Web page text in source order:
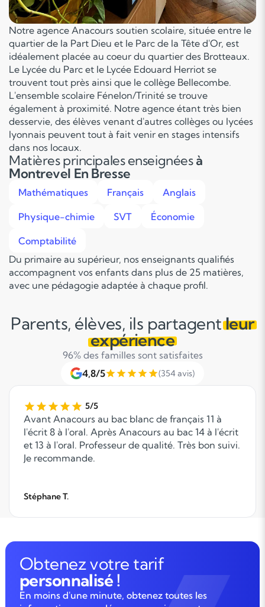
Notre agence Anacours soutien scolaire, située entre le
quartier de la Part Dieu et le Parc de la Tête d'Or, est
idéalement placée au coeur du quartier des Brotteaux.
Le Lycée du Parc et le Lycée Edouard Herriot se
trouvent tout près ainsi que le collège Bellecombe.
L'ensemble scolaire Fénelon/Trinité se trouve
également à proximité. Notre agence étant très bien
desservie, des élèves venant d'autres collèges ou lycées
lyonnais peuvent tout à fait venir en stages intensifs
dans nos locaux.
Matières principales enseignéesà
Montrevel En Bresse
Mathématiques Français Anglais
Physique-chimie SVT Économie
Comptabilité
Du primaire au supérieur, nos enseignants qualifiés
accompagnent vos enfants dans plus de 25 matières,
avec une pédagogie adaptée à chaque profil.
Parents, élèves, ils partagentleur
expérience
96% des familles sont satisfaites
4,8/5
(354 avis)
5/5
Avant Anacours au bac blanc de français 11 à
l'écrit 8 à l'oral. Après Anacours au bac 14 à l'écrit
et 13 à l'oral. Professeur de qualité. Très bon suivi.
Je recommande.
Stéphane T.
Obtenez votre tarif
personnalisé !
En moins d'une minute, obtenez toutes les